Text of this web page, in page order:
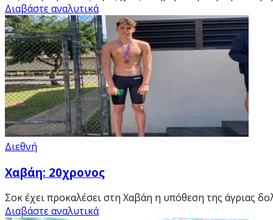
Διαβάστε αναλυτικά
Διεθνή
Χαβάη: 20χρονος
Σοκ έχει προκαλέσει στη Χαβάη η υπόθεση της άγριας
Διαβάστε αναλυτικά